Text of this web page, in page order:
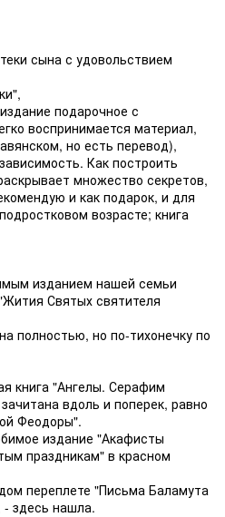
сына с удовольствием
подарочное с
воспринимается материал,
но есть перевод),
Как построить
множество секретов,
и как подарок, и для
возрасте; книга
изданием нашей семьи
Святых святителя
полностью, но по-тихонечку по
книга "Ангелы. Серафим
вдоль и поперек, равно
Феодоры".
издание "Акафисты
праздникам" в красном
переплете "Письма Баламута
здесь нашла.